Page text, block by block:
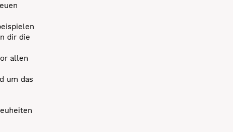
dir die
allen
um das